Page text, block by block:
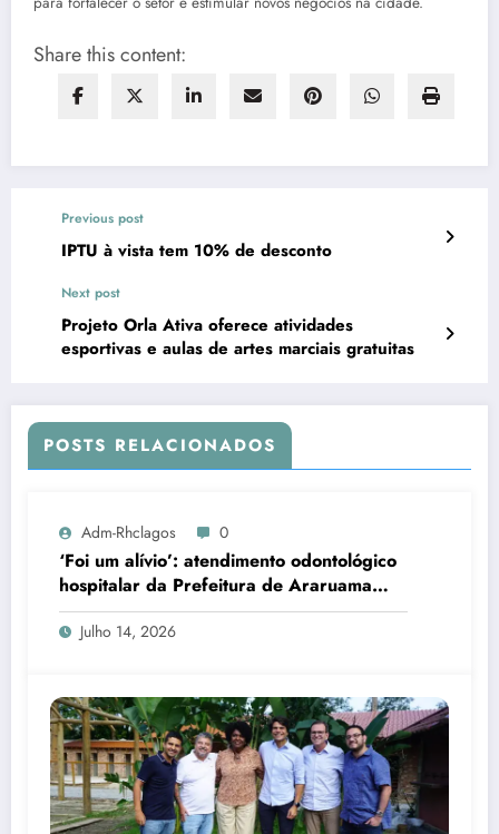
Share this content:
Previous post
IPTU à vista tem 10% de desconto
Next post
Projeto Orla Ativa oferece atividades
esportivas e aulas de artes marciais gratuitas
POSTS RELACIONADOS
Adm-Rhclagos 0
‘Foi um alívio’: atendimento odontológico
hospitalar da Prefeitura de Araruama
transforma rotina de famílias atípicas
Julho 14, 2026